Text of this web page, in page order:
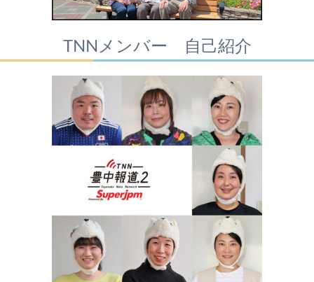
TNNメンバー 自己紹介